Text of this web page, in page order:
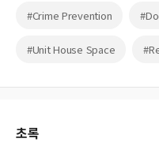
#Crime Prevention
#Unit House Space
초록